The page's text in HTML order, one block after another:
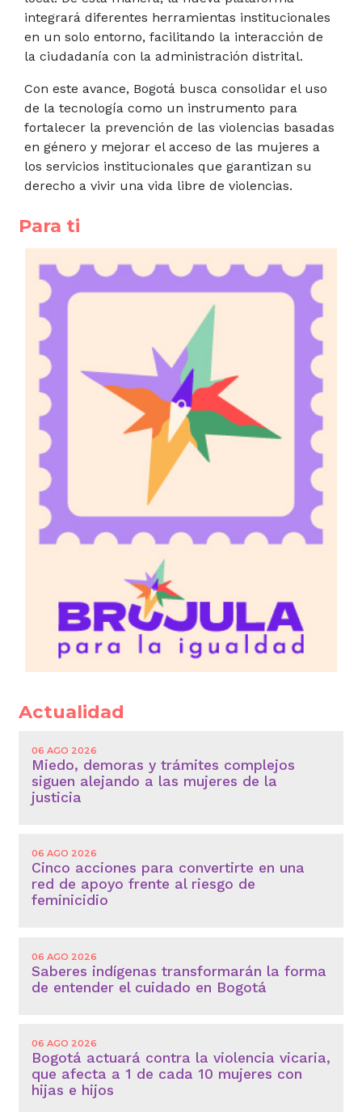
integrará diferentes herramientas institucionales
en un solo entorno, facilitando la interacción de
la ciudadanía con la administración distrital.
Con este avance, Bogotá busca consolidar el uso
de la tecnología como un instrumento para
fortalecer la prevención de las violencias basadas
en género y mejorar el acceso de las mujeres a
los servicios institucionales que garantizan su
derecho a vivir una vida libre de violencias.
Para ti
Actualidad
06 AGO 2026
Miedo, demoras y trámites complejos
siguen alejando a las mujeres de la
justicia
06 AGO 2026
Cinco acciones para convertirte en una
red de apoyo frente al riesgo de
feminicidio
06 AGO 2026
Saberes indígenas transformarán la forma
de entender el cuidado en Bogotá
06 AGO 2026
Bogotá actuará contra la violencia vicaria,
que afecta a 1 de cada 10 mujeres con
hijas e hijos